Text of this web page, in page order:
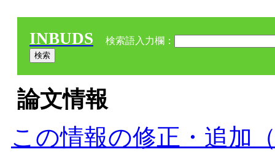
INBUDS 検索語入力欄：
論文情報
この情報の修正・追加